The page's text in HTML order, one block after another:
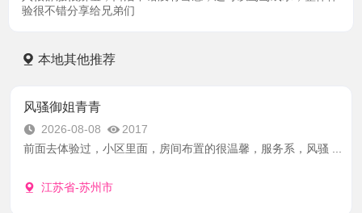
验很不错分享给兄弟们
本地其他推荐
风骚御姐青青
2026-08-08
2017
前面去体验过，小区里面，房间布置的很温馨，服务系，风骚 ...
江苏省-苏州市